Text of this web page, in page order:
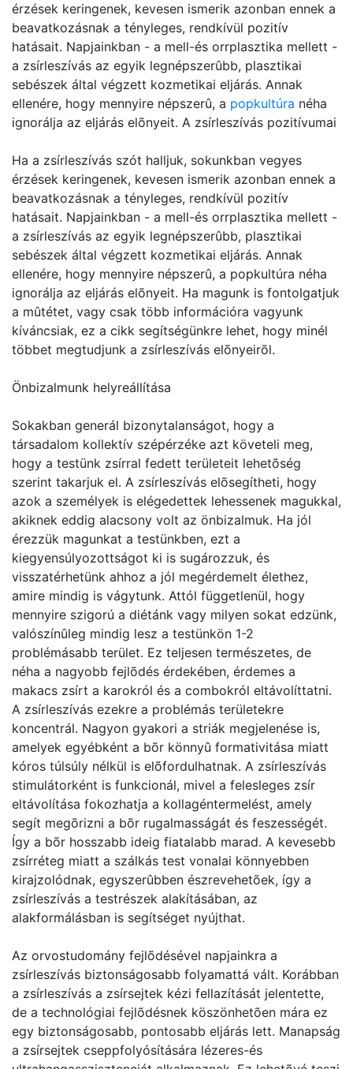
érzések keringenek, kevesen ismerik azonban ennek a
beavatkozásnak a tényleges, rendkívül pozitív
hatásait. Napjainkban - a mell-és orrplasztika mellett -
a zsírleszívás az egyik legnépszerûbb, plasztikai
sebészek által végzett kozmetikai eljárás. Annak
ellenére, hogy mennyire népszerû, a popkultúra néha
ignorálja az eljárás elõnyeit. A zsírleszívás pozitívumai
Ha a zsírleszívás szót halljuk, sokunkban vegyes
érzések keringenek, kevesen ismerik azonban ennek a
beavatkozásnak a tényleges, rendkívül pozitív
hatásait. Napjainkban - a mell-és orrplasztika mellett -
a zsírleszívás az egyik legnépszerûbb, plasztikai
sebészek által végzett kozmetikai eljárás. Annak
ellenére, hogy mennyire népszerû, a popkultúra néha
ignorálja az eljárás elõnyeit. Ha magunk is fontolgatjuk
a mûtétet, vagy csak több információra vagyunk
kíváncsiak, ez a cikk segítségünkre lehet, hogy minél
többet megtudjunk a zsírleszívás elõnyeirõl.
Önbizalmunk helyreállítása
Sokakban generál bizonytalanságot, hogy a
társadalom kollektív szépérzéke azt követeli meg,
hogy a testünk zsírral fedett területeit lehetõség
szerint takarjuk el. A zsírleszívás elõsegítheti, hogy
azok a személyek is elégedettek lehessenek magukkal,
akiknek eddig alacsony volt az önbizalmuk. Ha jól
érezzük magunkat a testünkben, ezt a
kiegyensúlyozottságot ki is sugározzuk, és
visszatérhetünk ahhoz a jól megérdemelt élethez,
amire mindig is vágytunk. Attól függetlenül, hogy
mennyire szigorú a diétánk vagy milyen sokat edzünk,
valószínûleg mindig lesz a testünkön 1-2
problémásabb terület. Ez teljesen természetes, de
néha a nagyobb fejlõdés érdekében, érdemes a
makacs zsírt a karokról és a combokról eltávolíttatni.
A zsírleszívás ezekre a problémás területekre
koncentrál. Nagyon gyakori a striák megjelenése is,
amelyek egyébként a bõr könnyû formativitása miatt
kóros túlsúly nélkül is elõfordulhatnak. A zsírleszívás
stimulátorként is funkcionál, mivel a felesleges zsír
eltávolítása fokozhatja a kollagéntermelést, amely
segít megõrizni a bõr rugalmasságát és feszességét.
Így a bõr hosszabb ideig fiatalabb marad. A kevesebb
zsírréteg miatt a szálkás test vonalai könnyebben
kirajzolódnak, egyszerûbben észrevehetõek, így a
zsírleszívás a testrészek alakításában, az
alakformálásban is segítséget nyújthat.
Az orvostudomány fejlõdésével napjainkra a
zsírleszívás biztonságosabb folyamattá vált. Korábban
a zsírleszívás a zsírsejtek kézi fellazítását jelentette,
de a technológiai fejlõdésnek köszönhetõen mára ez
egy biztonságosabb, pontosabb eljárás lett. Manapság
a zsírsejtek cseppfolyósítására lézeres-és